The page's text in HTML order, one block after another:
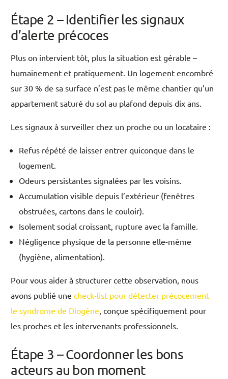
Étape 2 – Identifier les signaux
d’alerte précoces
Plus on intervient tôt, plus la situation est gérable –
humainement et pratiquement. Un logement encombré
sur 30 % de sa surface n’est pas le même chantier qu’un
appartement saturé du sol au plafond depuis dix ans.
Les signaux à surveiller chez un proche ou un locataire :
Refus répété de laisser entrer quiconque dans le
logement.
Odeurs persistantes signalées par les voisins.
Accumulation visible depuis l’extérieur (fenêtres
obstruées, cartons dans le couloir).
Isolement social croissant, rupture avec la famille.
Négligence physique de la personne elle-même
(hygiène, alimentation).
Pour vous aider à structurer cette observation, nous
avons publié unecheck-list pour détecter précocement
le syndrome de Diogène, conçue spécifiquement pour
les proches et les intervenants professionnels.
Étape 3 – Coordonner les bons
acteurs au bon moment